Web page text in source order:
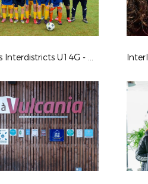
Rassemblements Interdistricts U14G - Avr. 2026